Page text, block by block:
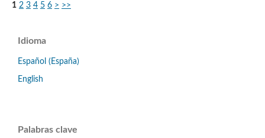
1 2 3 4 5 6 > >>
Idioma
Español (España)
English
Palabras clave